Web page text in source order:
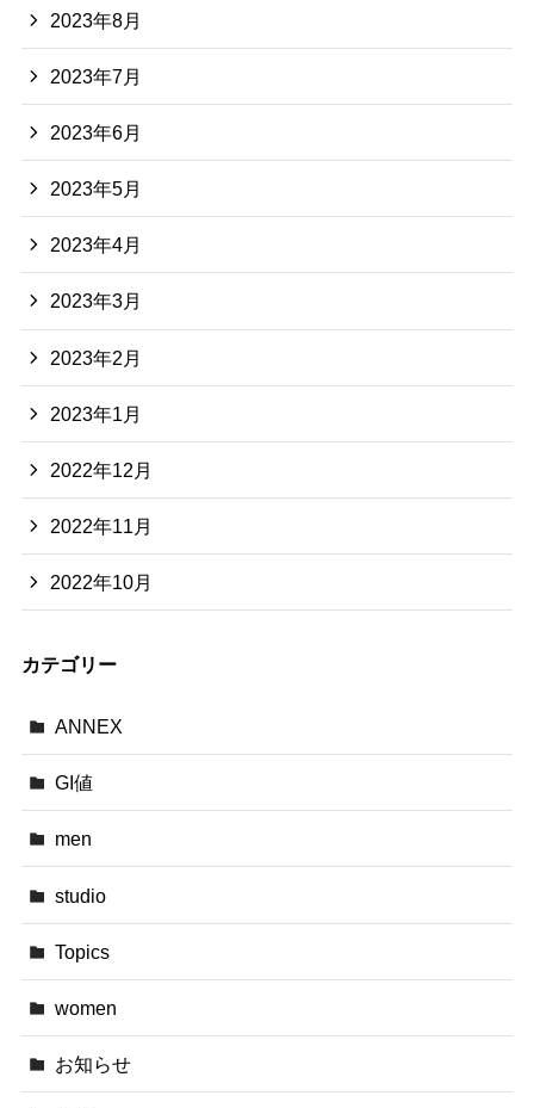
2023年8月
2023年7月
2023年6月
2023年5月
2023年4月
2023年3月
2023年2月
2023年1月
2022年12月
2022年11月
2022年10月
カテゴリー
ANNEX
GI値
men
studio
Topics
women
お知らせ